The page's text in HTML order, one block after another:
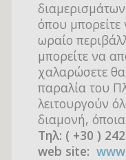
όπου
ωραίο
μπορείτε να
χαλαρώσετε
παραλία του
λειτουργούν
διαμονή, όποια
Τηλ: ( +30 )
web site: